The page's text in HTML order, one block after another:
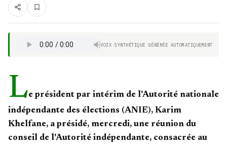
VOIX SYNTHÉTIQUE GÉNÉRÉE AUTOMATIQUEMENT
Le président par intérim de l'Autorité nationale
indépendante des élections (ANIE), Karim
Khelfane, a présidé, mercredi, une réunion du
conseil de l'Autorité indépendante, consacrée au